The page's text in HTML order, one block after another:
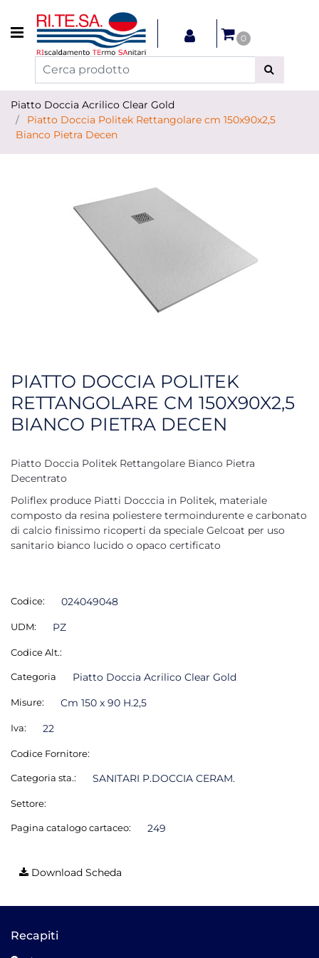
Open menu
0
Piatto Doccia Acrilico Clear Gold
Piatto Doccia Politek Rettangolare cm 150x90x2,5
Bianco Pietra Decen
PIATTO DOCCIA POLITEK
RETTANGOLARE CM 150X90X2,5
BIANCO PIETRA DECEN
Piatto Doccia Politek Rettangolare Bianco Pietra
Decentrato
Poliflex produce Piatti Docccia in Politek, materiale
composto da resina poliestere termoindurente e carbonato
di calcio finissimo ricoperti da speciale Gelcoat per uso
sanitario bianco lucido o opaco certificato
Codice: 024049048
UDM: PZ
Codice Alt.:
Categoria Piatto Doccia Acrilico Clear Gold
Misure: Cm 150 x 90 H.2,5
Iva: 22
Codice Fornitore:
Categoria sta.: SANITARI P.DOCCIA CERAM.
Settore:
Pagina catalogo cartaceo: 249
Download Scheda
Recapiti